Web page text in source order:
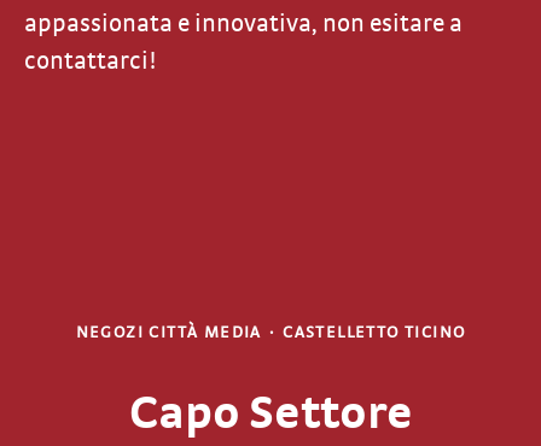
appassionata e innovativa, non esitare a
contattarci!
NEGOZI CITTÀ MEDIA · CASTELLETTO TICINO
Capo Settore